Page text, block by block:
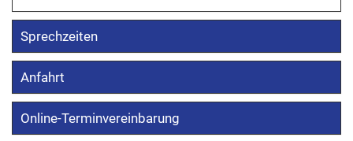
Sprechzeiten
Anfahrt
Online-Terminvereinbarung